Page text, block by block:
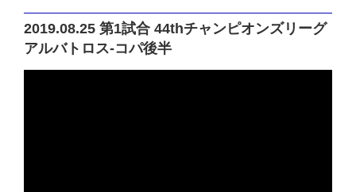
2019.08.25 第1試合 44thチャンピオンズリーグ
アルバトロス-コパ後半